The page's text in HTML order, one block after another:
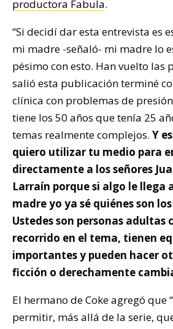
productora Fabula.
“Si decidí dar esta entrevista es
mi madre -señaló- mi madre lo
pésimo con esto. Han vuelto las
salió esta publicación terminé
clínica con problemas de
tiene los 50 años que tenía 25
temas realmente complejos. Y
quiero utilizar tu medio para
directamente a los señores
Larraín porque si algo le llega
madre yo ya sé quiénes son
Ustedes son personas adultas
recorrido en el tema, tienen
importantes y pueden hacer
ficción o derechamente
El hermano de Coke agregó que
permitir, más allá de la serie,